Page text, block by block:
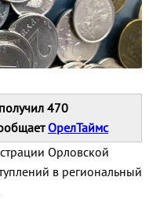
470
ОрелТаймс
Орловской
в региональный